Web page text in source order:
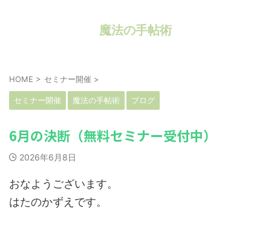
魔法の手帖術
HOME > セミナー開催 >
セミナー開催 魔法の手帖術 ブログ
6月の決断（無料セミナー受付中）
2026年6月8日
おなようございます。
はたのかずえです。